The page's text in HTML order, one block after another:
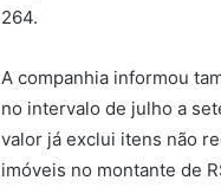
264.
A companhia informou
no intervalo de julho a
valor já exclui itens não
imóveis no montante de